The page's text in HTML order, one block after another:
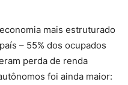
mais estruturado
– 55% dos ocupados
perda de renda
foi ainda maior: